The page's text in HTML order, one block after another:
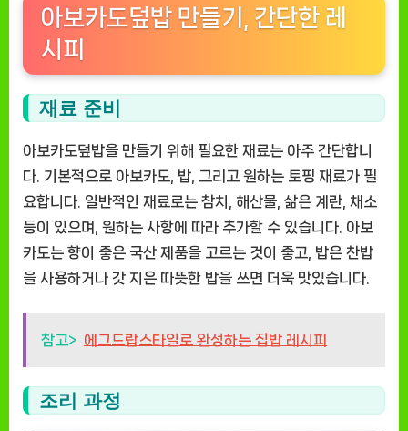
아보카도덮밥 만들기, 간단한 레
시피
재료 준비
아보카도덮밥을 만들기 위해 필요한 재료는 아주 간단합니
다. 기본적으로 아보카도, 밥, 그리고 원하는 토핑 재료가 필
요합니다. 일반적인 재료로는 참치, 해산물, 삶은 계란, 채소
등이 있으며, 원하는 사항에 따라 추가할 수 있습니다. 아보
카도는 향이 좋은 국산 제품을 고르는 것이 좋고, 밥은 찬밥
을 사용하거나 갓 지은 따뜻한 밥을 쓰면 더욱 맛있습니다.
참고> 에그드랍스타일로 완성하는 집밥 레시피
조리 과정